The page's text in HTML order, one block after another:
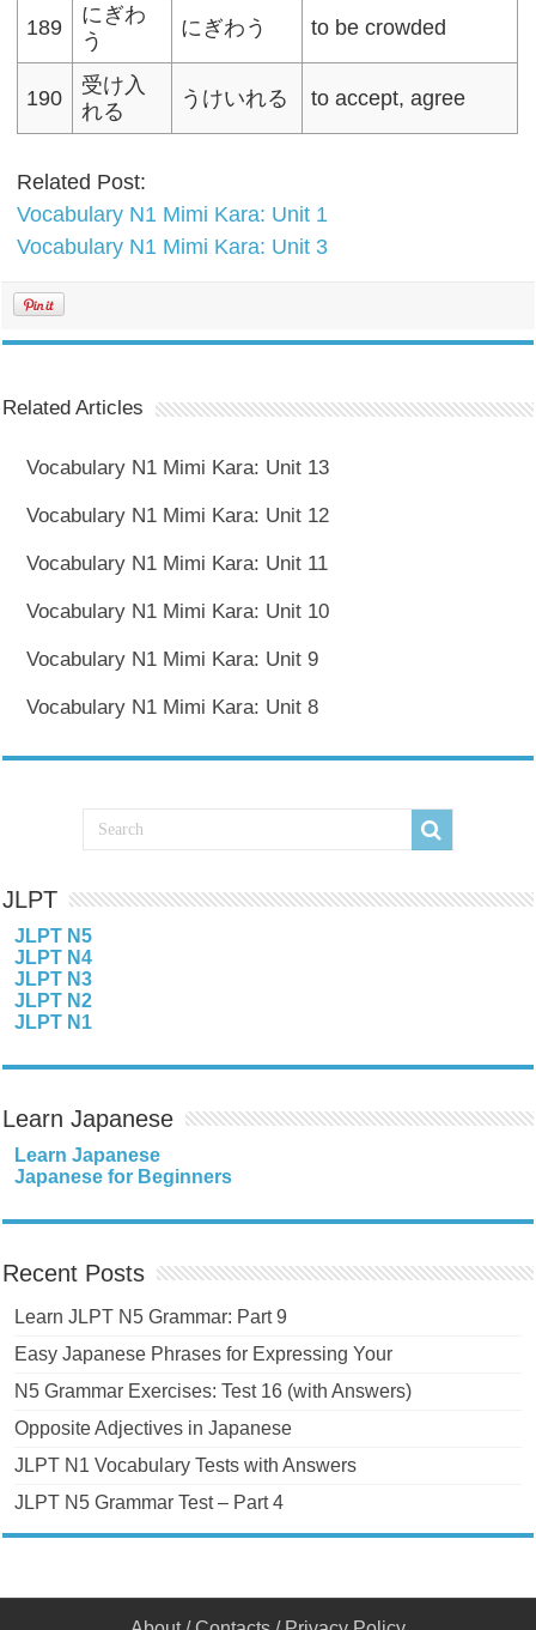
189
にぎわ
う
にぎわう to be crowded
190
受け入
れる
うけいれる to accept, agree
Related Post:
Vocabulary N1 Mimi Kara: Unit 1
Vocabulary N1 Mimi Kara: Unit 3
Related Articles
Vocabulary N1 Mimi Kara: Unit 13
Vocabulary N1 Mimi Kara: Unit 12
Vocabulary N1 Mimi Kara: Unit 11
Vocabulary N1 Mimi Kara: Unit 10
Vocabulary N1 Mimi Kara: Unit 9
Vocabulary N1 Mimi Kara: Unit 8
JLPT
JLPT N5
JLPT N4
JLPT N3
JLPT N2
JLPT N1
Learn Japanese
Learn Japanese
Japanese for Beginners
Recent Posts
Learn JLPT N5 Grammar: Part 9
Easy Japanese Phrases for Expressing Your
N5 Grammar Exercises: Test 16 (with Answers)
Opposite Adjectives in Japanese
JLPT N1 Vocabulary Tests with Answers
JLPT N5 Grammar Test – Part 4